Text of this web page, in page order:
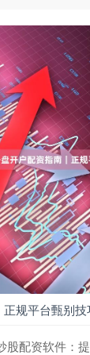
规平台甄别技
股配资软件：